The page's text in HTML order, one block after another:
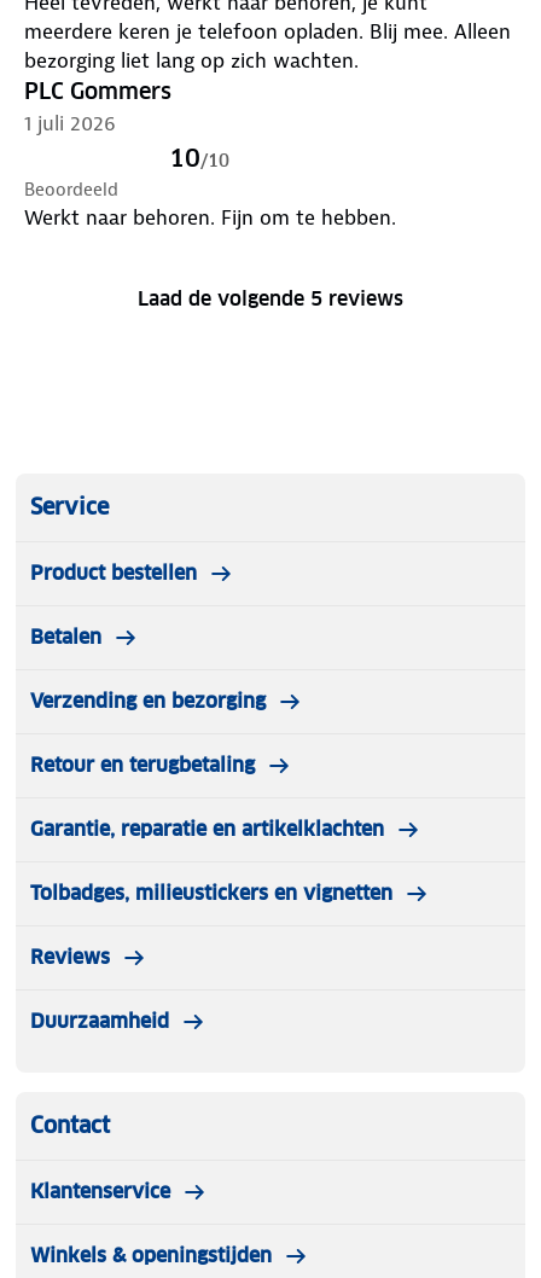
Output: 2x USB-A 12W, 1x USB-A 22.5W, 1x USB-C
18W
Max. vermogen: 22,5W
Inclusief USB-C kabel
Gewicht: 368 g
meerdere keren je telefoon opladen. Blij mee. Alleen
bezorging liet lang op zich wachten.
PLC Gommers
1 juli 2026
10/10
Beoordeeld
Werkt naar behoren. Fijn om te hebben.
Laad de volgende 5 reviews
Service
Product bestellen
Betalen
Verzending en bezorging
Retour en terugbetaling
Garantie, reparatie en artikelklachten
Tolbadges, milieustickers en vignetten
Reviews
Duurzaamheid
Contact
Klantenservice
Winkels & openingstijden